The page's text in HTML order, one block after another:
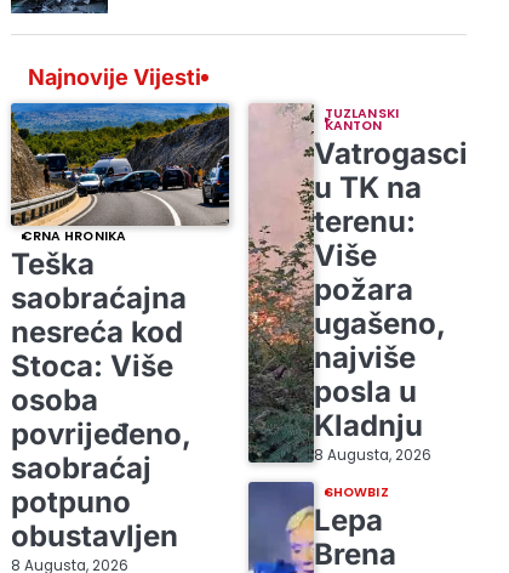
Najnovije Vijesti
CRNA HRONIKA
Teška
saobraćajna
nesreća kod
Stoca: Više
osoba
povrijeđeno,
saobraćaj
potpuno
obustavljen
8 Augusta, 2026
TUZLANSKI
KANTON
Vatrogasci
u TK na
terenu:
Više
požara
ugašeno,
najviše
posla u
Kladnju
8 Augusta, 2026
SHOWBIZ
Lepa
Brena